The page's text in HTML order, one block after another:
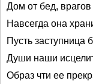
Дом от бед,
Навсегда она
Пусть заступница
Души наши
Образ чти ее